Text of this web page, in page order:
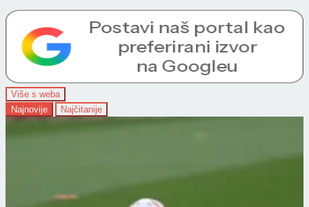
Više s weba
Najnovije
Najčitanije